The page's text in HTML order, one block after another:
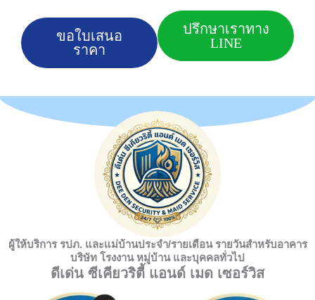
ขอใบเสนอ
ราคา
ปรึกษาเราทาง
LINE
ผู้ให้บริการ รปภ. และแม่บ้านประจำ/รายเดือน รายวันสำหรับอาคาร
บริษัท โรงงาน หมู่บ้าน และบุคคลทั่วไป
ดีเด่น ซีเคียวริตี้ แอนด์ เมด เซอร์วิส